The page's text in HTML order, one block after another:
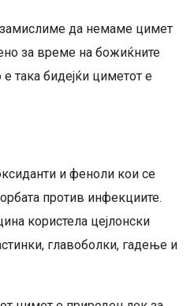
да немаме цимет
за време на божиќните
така бидејќи циметот е
и феноли кои се
против инфекциите.
користела цејлонски
главоболки, гадење и